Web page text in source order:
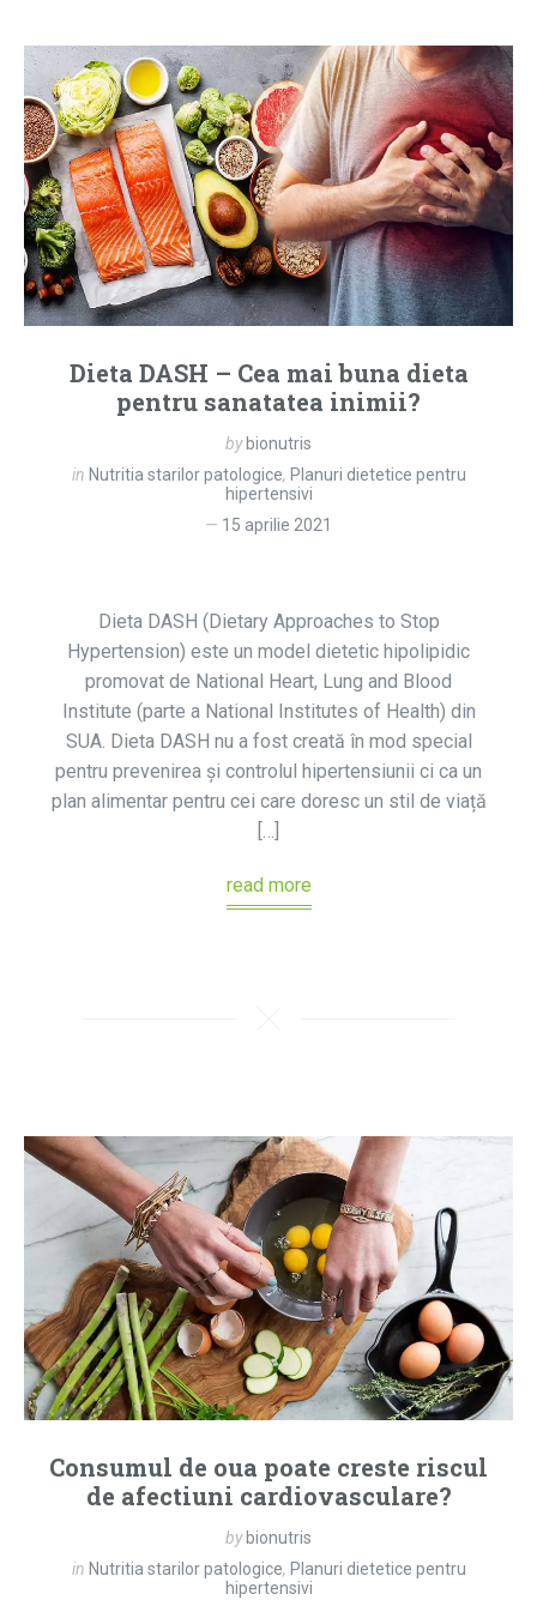
Dieta DASH – Cea mai buna dieta
pentru sanatatea inimii?
by bionutris
in Nutritia starilor patologice, Planuri dietetice pentru
hipertensivi
15 aprilie 2021
Dieta DASH (Dietary Approaches to Stop
Hypertension) este un model dietetic hipolipidic
promovat de National Heart, Lung and Blood
Institute (parte a National Institutes of Health) din
SUA. Dieta DASH nu a fost creată în mod special
pentru prevenirea și controlul hipertensiunii ci ca un
plan alimentar pentru cei care doresc un stil de viață
[…]
read more
Consumul de oua poate creste riscul
de afectiuni cardiovasculare?
by bionutris
in Nutritia starilor patologice, Planuri dietetice pentru
hipertensivi